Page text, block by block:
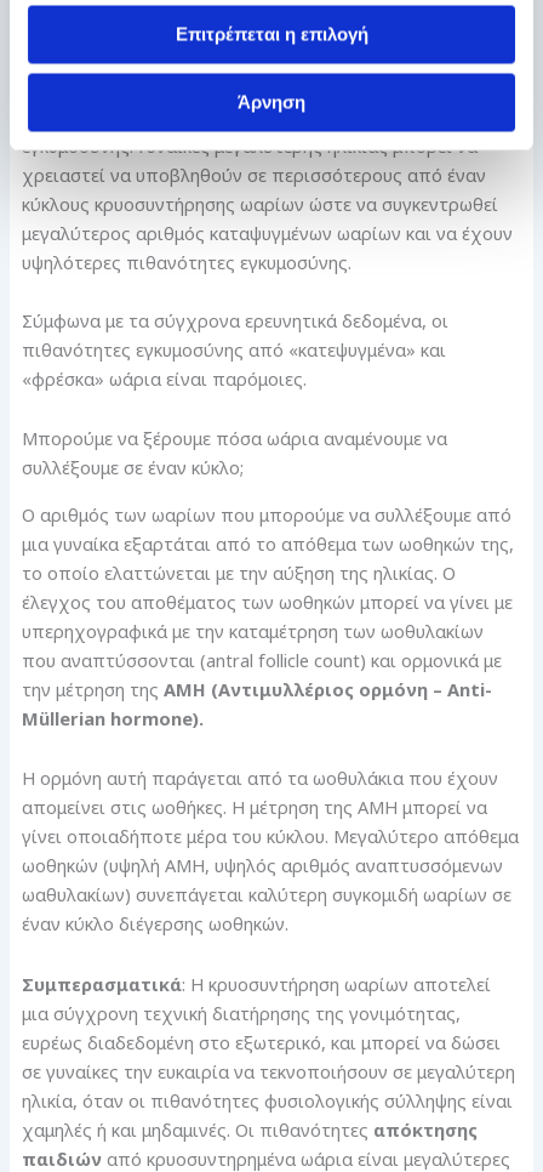
Επιτρέπεται η επιλογή
Άρνηση
ωάρια πρέπει να καταψυχθούν, γιατί αναμένεται
μεγαλύτερη πτώση από τον αριθμό τωνκαταψυγμένων
παραχθούν τόσο λιγότερες είναι οι πιθανότητες
εγκυμοσύνης. Γυναίκες μεγαλύτερης ηλικίας μπορεί να
χρειαστεί να υποβληθούν σε περισσότερους από έναν
κύκλους κρυοσυντήρησης ωαρίων ώστε να συγκεντρωθεί
μεγαλύτερος αριθμός καταψυγμένων ωαρίων και να έχουν
υψηλότερες πιθανότητες εγκυμοσύνης.
Σύμφωνα με τα σύγχρονα ερευνητικά δεδομένα, οι
πιθανότητες εγκυμοσύνης από «κατεψυγμένα» και
«φρέσκα» ωάρια είναι παρόμοιες.
Μπορούμε να ξέρουμε πόσα ωάρια αναμένουμε να
συλλέξουμε σε έναν κύκλο;
Ο αριθμός των ωαρίων που μπορούμε να συλλέξουμε από
μια γυναίκα εξαρτάται από το απόθεμα των ωοθηκών της,
το οποίο ελαττώνεται με την αύξηση της ηλικίας. Ο
έλεγχος του αποθέματος των ωοθηκών μπορεί να γίνει με
υπερηχογραφικά με την καταμέτρηση των ωοθυλακίων
που αναπτύσσονται (antral follicle count) και ορμονικά με
την μέτρηση της AMH (Αντιμυλλέριος ορμόνη – Anti-
Müllerian hormone).
Η ορμόνη αυτή παράγεται από τα ωοθυλάκια που έχουν
απομείνει στις ωοθήκες. Η μέτρηση της ΑΜΗ μπορεί να
γίνει οποιαδήποτε μέρα του κύκλου. Μεγαλύτερο απόθεμα
ωοθηκών (υψηλή AMH, υψηλός αριθμός αναπτυσσόμενων
ωαθυλακίων) συνεπάγεται καλύτερη συγκομιδή ωαρίων σε
έναν κύκλο διέγερσης ωοθηκών.
Συμπερασματικά: Η κρυοσυντήρηση ωαρίων αποτελεί
μια σύγχρονη τεχνική διατήρησης της γονιμότητας,
ευρέως διαδεδομένη στο εξωτερικό, και μπορεί να δώσει
σε γυναίκες την ευκαιρία να τεκνοποιήσουν σε μεγαλύτερη
ηλικία, όταν οι πιθανότητες φυσιολογικής σύλληψης είναι
χαμηλές ή και μηδαμινές. Οι πιθανότητες απόκτησης
παιδιώναπό κρυοσυντηρημένα ωάρια είναι μεγαλύτερες